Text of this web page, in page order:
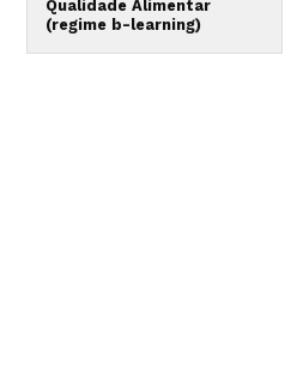
Qualidade Alimentar
(regime b-learning)